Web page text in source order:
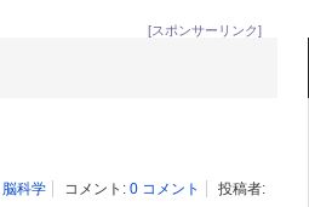
[スポンサーリンク]
脳科学 コメント: 0 コメント
投稿者: